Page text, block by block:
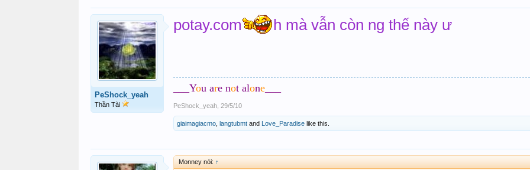
PeShock_yeah
Thần Tài
potay.com h mà vẫn còn ng thế này ư
___You are not alone
PeShock_yeah 29/5/10
giaimagiacmo langtubmt and Love_Paradise like this.
Monney nói: ↑